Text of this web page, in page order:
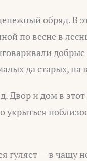
обряд. В
по весне в
добрые
да старых, на
Двор и дом в
гуляет — в чащу